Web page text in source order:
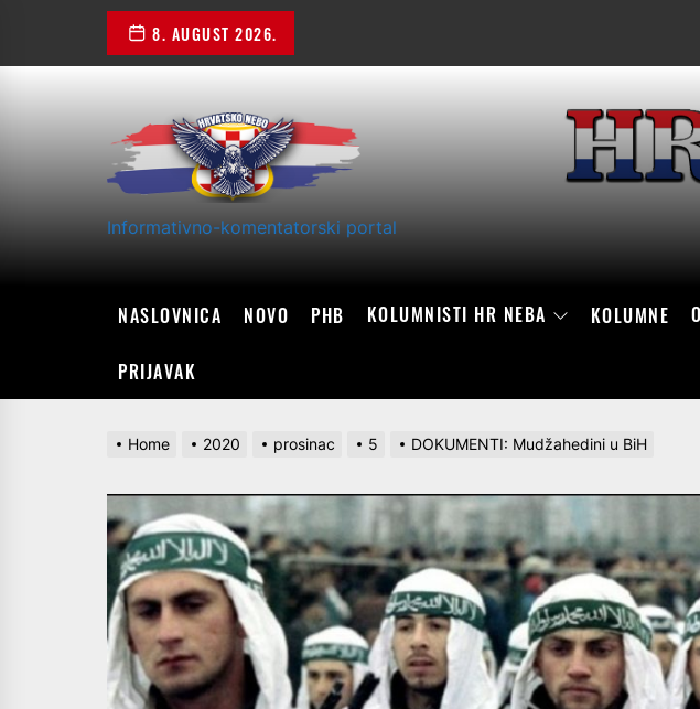
the
8. AUGUST 2026.
Informativno-komentatorski portal
NASLOVNICA NOVO PHB KOLUMNISTI HR NEBA KOLUMNE
PRIJAVAK
Home 2020 prosinac 5 DOKUMENTI: Mudžahedini u BiH